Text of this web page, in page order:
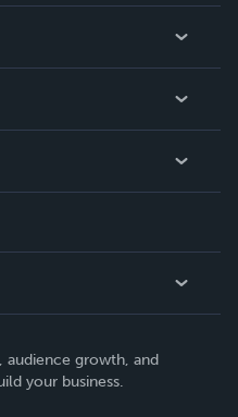
audience growth, and
your business.